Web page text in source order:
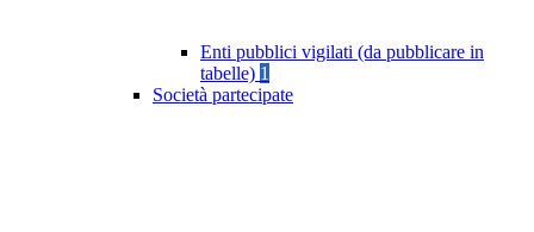
Enti pubblici vigilati (da pubblicare in
tabelle) 1
Società partecipate